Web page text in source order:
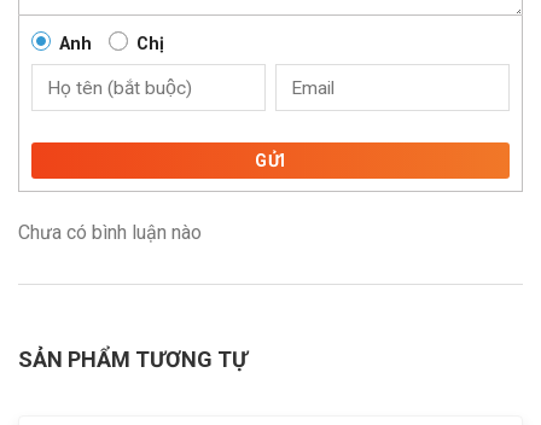
Anh Chị
GỬI
Chưa có bình luận nào
SẢN PHẨM TƯƠNG TỰ